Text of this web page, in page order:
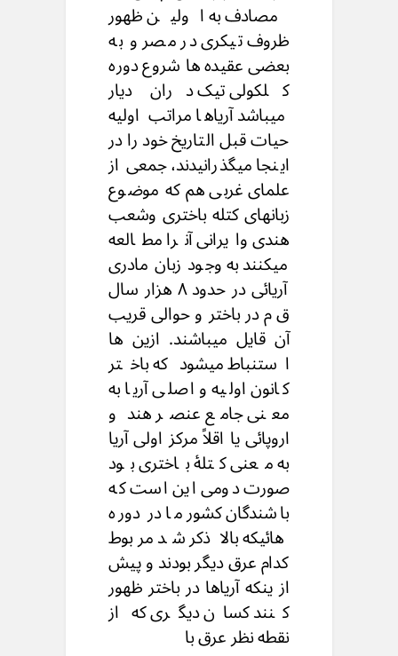
مصادف به اولین ظهور
ظروف تیکری در مصر و به
بعضی عقیده ها شروع دوره
کلکولى تیک دران دیار
میباشد آریاها مراتب اولیه
حیات قبل التاریخ خود را در
اینجا میگذرانیدند، جمعی از
علمای غربی هم که موضوع
زبانهای کتله باختری وشعب
هندی وایرانی آنرا مطالعه
میکنند به وجود زبان مادری
آریائی در حدود ۸ هزار سال
ق م در باختر و حوالی قریب
آن قایل میباشند. ازین ها
استنباط میشود که باختر
کانون اولیه و اصلی آریا به
معنی جامع عنصر هند و
اروپائی یا اقلاً مرکز اولی آریا
به معنی کتلۀ باختری بود
صورت دومی این است که
باشندگان کشور ما در دوره
هائیکه بالا ذکر شد مربوط
کدام عرق دیگر بودند و پیش
از ینکه آریاها در باختر ظهور
کنند کسان دیگری که از
نقطه نظر عرق با